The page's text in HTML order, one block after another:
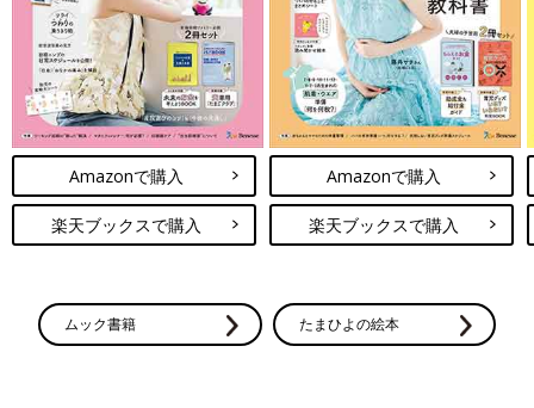
Amazonで購入
楽天ブックスで購入
Amazonで購入
楽天ブックスで購入
ムック書籍 たまひよの絵本